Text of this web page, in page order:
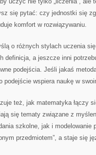
się pytać: czy jednostki się
komfort w rozwiązywaniu.
o różnych stylach uczenia
definicja, a jeszcze inni
podejścia. Jeśli jakaś
podejście wspiera naukę w
też, jak matematyka łączy
się tematy związane z
szkolne, jak i modelowanie
przedmiotem”, a staje się